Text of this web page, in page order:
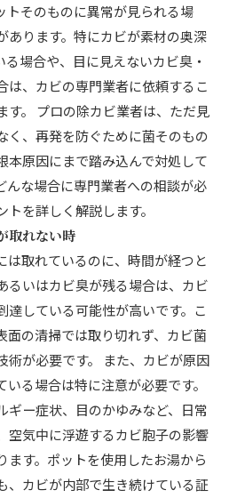
トそのものに異常が見られる場
あります。特にカビが素材の奥深
る場合や、目に見えないカビ臭・
は、カビの専門業者に依頼するこ
す。 プロの除カビ業者は、ただ見
く、再発を防ぐために菌そのもの
本原因にまで踏み込んで対処して
んな場合に専門業者への相談が必
を詳しく解説します。
取れない時
は取れているのに、時間が経つと
るいはカビ臭が残る場合は、カビ
達している可能性が高いです。こ
面の清掃では取り切れず、カビ菌
術が必要です。 また、カビが原因
る場合は特に注意が必要です。
ギー症状、目のかゆみなど、日常
空気中に浮遊するカビ胞子の影響
ます。ポットを使用したお湯から
、カビが内部で生き続けている証